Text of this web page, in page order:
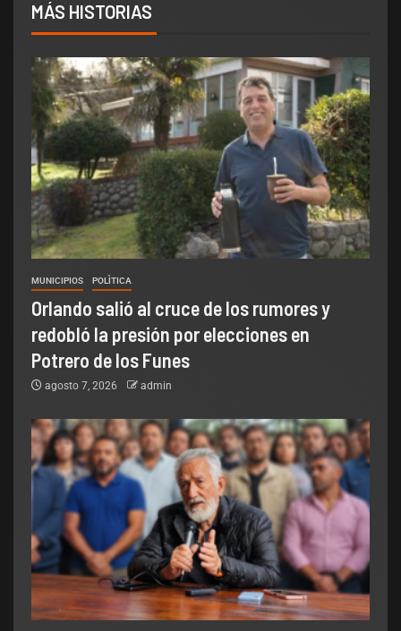
MÁS HISTORIAS
MUNICIPIOS POLÌTICA
Orlando salió al cruce de los rumores y
redobló la presión por elecciones en
Potrero de los Funes
agosto 7, 2026 admin